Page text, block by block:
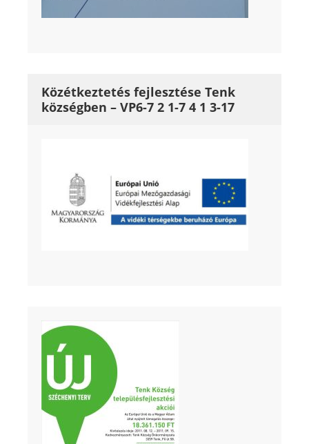
Közétkeztetés fejlesztése Tenk
községben – VP6-7 2 1-7 4 1 3-17